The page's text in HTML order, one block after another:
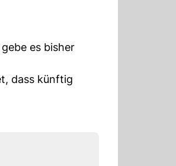
es bisher
dass künftig